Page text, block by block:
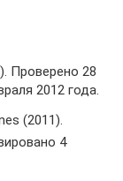
Проверено 28
2012 года.
(2011).
4